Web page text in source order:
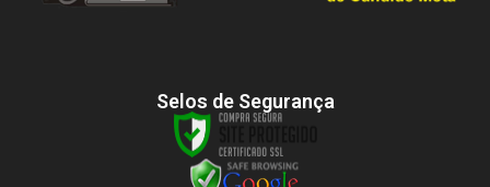
Selos de Segurança